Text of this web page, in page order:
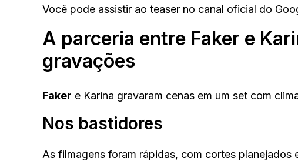
Você pode assistir ao teaser no canal oficial do
A parceria entre Faker e
gravações
Faker e Karina gravaram cenas em um set com
Nos bastidores
As filmagens foram rápidas, com cortes planejados